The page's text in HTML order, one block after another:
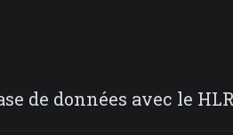
de données avec le